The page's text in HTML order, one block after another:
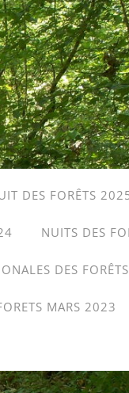
DES FORÊTS
NUITS DES
DES FORÊTS
MARS 2023